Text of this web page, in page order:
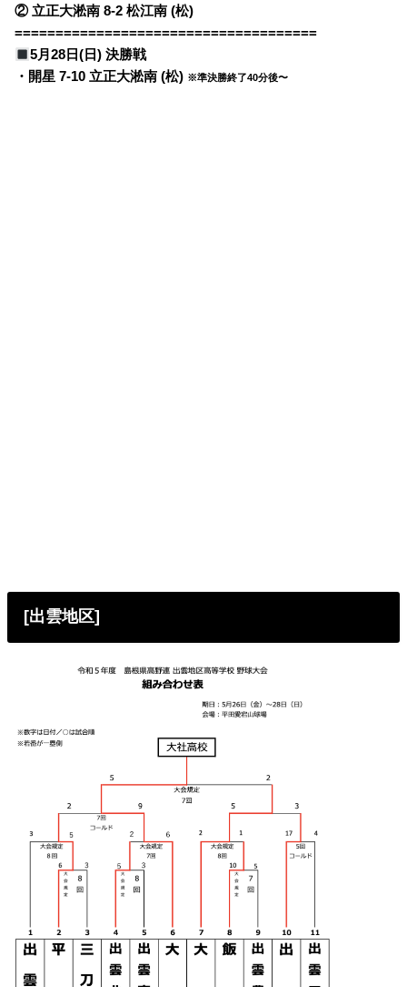
② 立正大淞南 8-2 松江南 (松)
=====================================
5月28日(日) 決勝戦
・開星 7-10 立正大淞南 (松) ※準決勝終了40分後〜
[出雲地区]